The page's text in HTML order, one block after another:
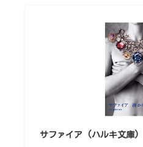
サファイア (ハルキ文庫)